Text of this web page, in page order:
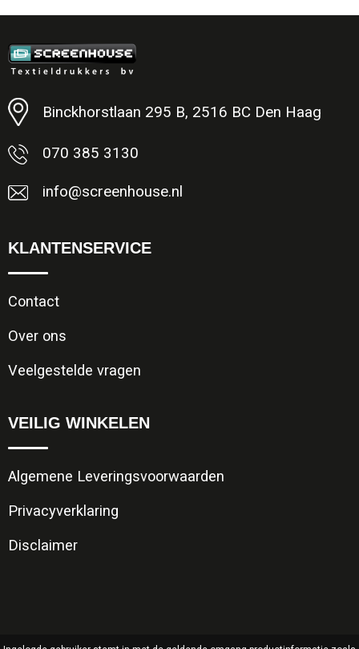
Minimale afname: 3
Binckhorstlaan 295 B, 2516 BC Den Haag
070 385 3130
info@screenhouse.nl
KLANTENSERVICE
Contact
Over ons
Veelgestelde vragen
VEILIG WINKELEN
Algemene Leveringsvoorwaarden
Privacyverklaring
Disclaimer